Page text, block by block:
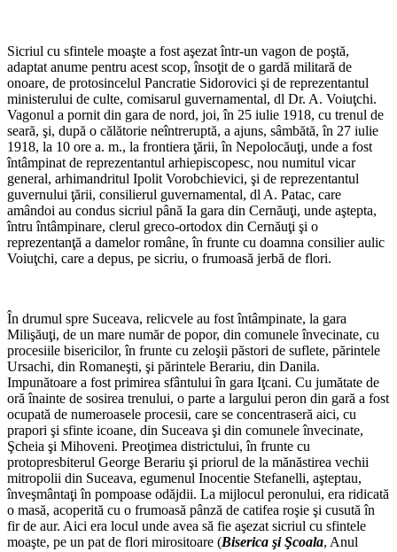
Sicriul cu sfintele moaşte a fost aşezat într-un vagon de poştă,
adaptat anume pentru acest scop, însoţit de o gardă militară de
onoare, de protosincelul Pancratie Sidorovici şi de reprezentantul
ministerului de culte, comisarul guvernamental, dl Dr. A. Voiuţchi.
Vagonul a pornit din gara de nord, joi, în 25 iulie 1918, cu trenul de
seară, şi, după o călătorie neîntreruptă, a ajuns, sâmbătă, în 27 iulie
1918, la 10 ore a. m., la frontiera ţării, în Nepolocăuţi, unde a fost
întâmpinat de reprezentantul arhiepiscopesc, nou numitul vicar
general, arhimandritul Ipolit Vorobchievici, şi de reprezentantul
guvernului ţării, consilierul guvernamental, dl A. Patac, care
amândoi au condus sicriul până Ia gara din Cernăuţi, unde aştepta,
întru întâmpinare, clerul greco-ortodox din Cernăuţi şi o
reprezentanţă a damelor române, în frunte cu doamna consilier aulic
Voiuţchi, care a depus, pe sicriu, o frumoasă jerbă de flori.
În drumul spre Suceava, relicvele au fost întâmpinate, la gara
Milişăuţi, de un mare număr de popor, din comunele învecinate, cu
procesiile bisericilor, în frunte cu zeloşii păstori de suflete, părintele
Ursachi, din Romaneşti, şi părintele Berariu, din Danila.
Impunătoare a fost primirea sfântului în gara Iţcani. Cu jumătate de
oră înainte de sosirea trenului, o parte a largului peron din gară a fost
ocupată de numeroasele procesii, care se concentraseră aici, cu
prapori şi sfinte icoane, din Suceava şi din comunele învecinate,
Şcheia şi Mihoveni. Preoţimea districtului, în frunte cu
protopresbiterul George Berariu şi priorul de la mănăstirea vechii
mitropolii din Suceava, egumenul Inocentie Stefanelli, aşteptau,
înveşmântaţi în pompoase odăjdii. La mijlocul peronului, era ridicată
o masă, acoperită cu o frumoasă pânză de catifea roşie şi cusută în
fir de aur. Aici era locul unde avea să fie aşezat sicriul cu sfintele
moaşte, pe un pat de flori mirositoare (Biserica şi Şcoala, Anul